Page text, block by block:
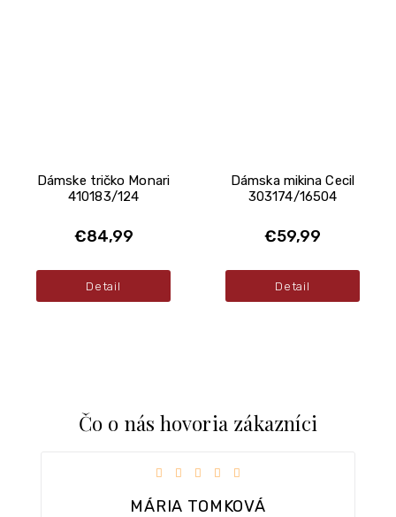
Dámske tričko Monari
410183/124
€84,99
Detail
Dámska mikina Cecil
303174/16504
€59,99
Detail
Čo o nás hovoria zákazníci
MÁRIA TOMKOVÁ
Hodnotenie obchodu je 5 z 5 hviezdičiek.